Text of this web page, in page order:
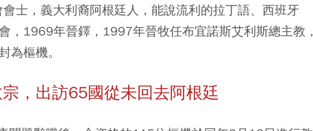
士，義大利裔阿根廷人，能說流利的拉丁語、西班牙
，1969年晉鐸，1997年晉牧任布宜諾斯艾利斯總主教，
為樞機。
，出訪65國從未回去阿根廷